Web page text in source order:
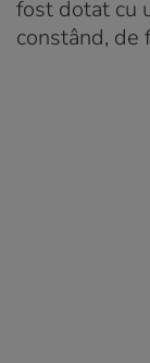
fost dotat cu
constând, de